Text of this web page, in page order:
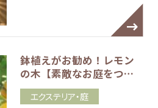
鉢植えがお勧め！レモン
の木【素敵なお庭をつ…
エクステリア・庭